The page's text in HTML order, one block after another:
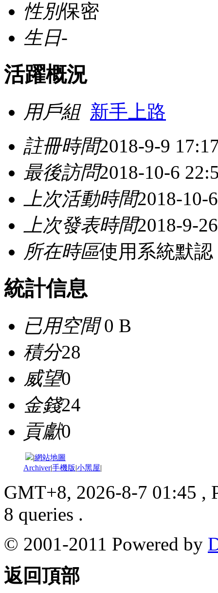
性別保密
生日-
活躍概況
用戶組 新手上路
註冊時間2018-9-9
最後訪問2018-10-6
上次活動時間2018-10-
上次發表時間2018-9-
所在時區使用系統默認
統計信息
已用空間0 B
積分28
威望0
金錢24
貢獻0
|網站地圖
Archiver|手機版|小黑屋|
GMT+8, 2026-8-7 01:45 ,
8 queries .
© 2001-2011 Powered by
返回頂部